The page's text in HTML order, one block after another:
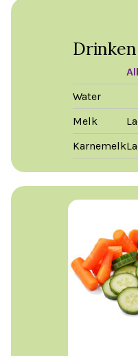
Drinken
Water
Melk
Karnemelk